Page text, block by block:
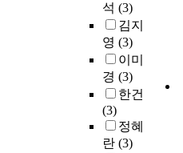
석 (3)
김지
영 (3)
이미
경 (3)
한건
(3)
정혜
란 (3)